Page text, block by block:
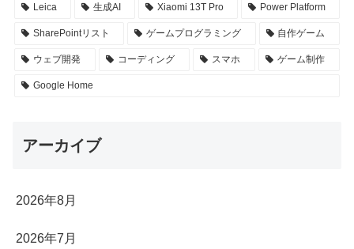
Leica 生成AI Xiaomi 13T Pro Power Platform
SharePointリスト ゲームプログラミング 自作ゲーム
ウェブ開発 コーディング スマホ ゲーム制作
Google Home
アーカイブ
2026年8月
2026年7月